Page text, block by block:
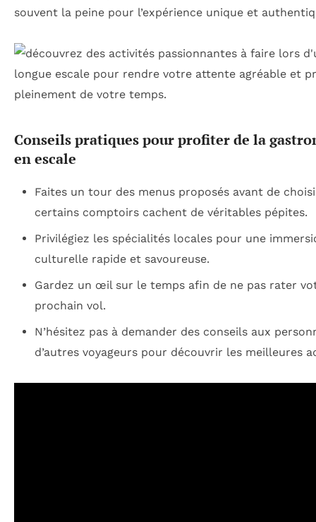
souvent la peine pour l’expérience unique et
Conseils pratiques pour profiter de la
en escale
Faites un tour des menus proposés avant de
certains comptoirs cachent de véritables pépites.
Privilégiez les spécialités locales pour une
culturelle rapide et savoureuse.
Gardez un œil sur le temps afin de ne pas rater
prochain vol.
N’hésitez pas à demander des conseils aux
d’autres voyageurs pour découvrir les meilleures